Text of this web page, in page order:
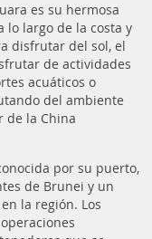
es su hermosa
lo largo de la costa y
disfrutar del sol, el
de actividades
acuáticos o
del ambiente
de la China
por su puerto,
de Brunei y un
la región. Los